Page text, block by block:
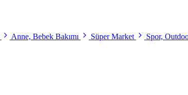
Anne, Bebek Bakımı Süper Market Spor,